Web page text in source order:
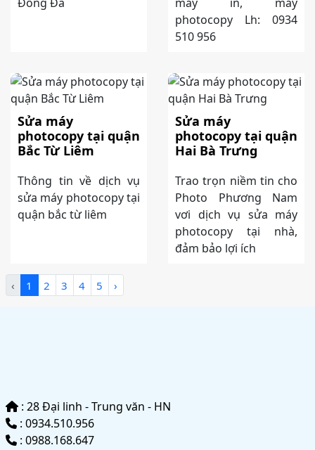
photocopy Lh: 0934
510 956
Sửa máy
photocopy tại quận
Bắc Từ Liêm
Thông tin về dịch vụ
sửa máy photocopy tại
quận bắc từ liêm
Sửa máy
photocopy tại quận
Hai Bà Trưng
Trao trọn niềm tin cho
Photo Phương Nam
vơi dịch vụ sửa máy
photocopy tại nhà,
đảm bảo lợi ích
‹ 1 2 3 4 5 ›
: 28 Đại linh - Trung văn - HN
: 0934.510.956
: 0988.168.647